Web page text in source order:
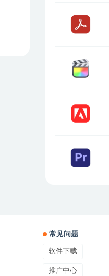
常见问题
软件下载
推广中心